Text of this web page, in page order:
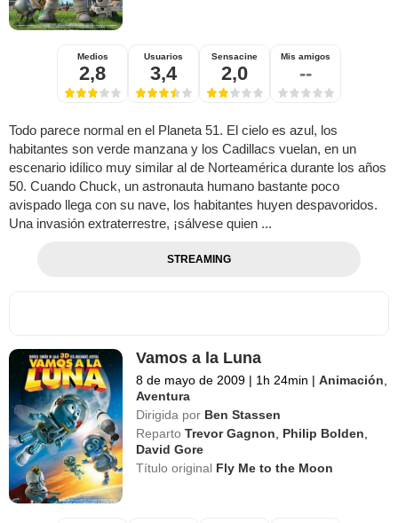
Medios
2,8
Usuarios
3,4
Sensacine
2,0
Mis amigos
--
Todo parece normal en el Planeta 51. El cielo es azul, los
habitantes son verde manzana y los Cadillacs vuelan, en un
escenario idílico muy similar al de Norteamérica durante los años
50. Cuando Chuck, un astronauta humano bastante poco
avispado llega con su nave, los habitantes huyen despavoridos.
Una invasión extraterrestre, ¡sálvese quien ...
STREAMING
Vamos a la Luna
8 de mayo de 2009 | 1h 24min | Animación
Aventura
Dirigida por Ben Stassen
Reparto Trevor Gagnon Philip Bolden
David Gore
Título original Fly Me to the Moon